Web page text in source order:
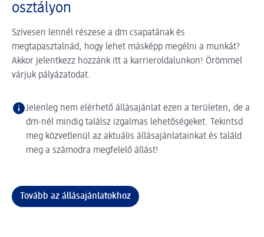
osztályon
Szívesen lennél részese a dm csapatának és
megtapasztalnád, hogy lehet másképp megélni a munkát?
Akkor jelentkezz hozzánk itt a karrieroldalunkon! Örömmel
várjuk pályázatodat.
Jelenleg nem elérhető állásajánlat ezen a területen, de a
dm-nél mindig találsz izgalmas lehetőségeket. Tekintsd
meg közvetlenül az aktuális állásajánlatainkat és találd
meg a számodra megfelelő állást!
Tovább az állásajánlatokhoz